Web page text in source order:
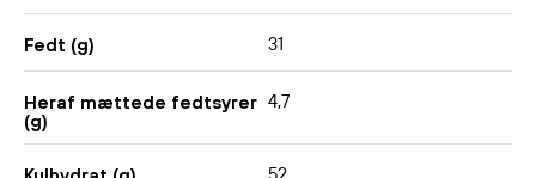
Fedt (g) 31
Heraf mættede fedtsyrer
(g)
4,7